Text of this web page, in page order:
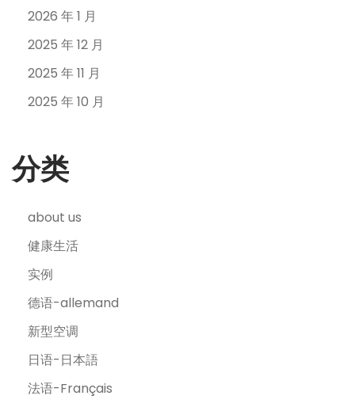
2026 年 1 月
2025 年 12 月
2025 年 11 月
2025 年 10 月
分类
about us
健康生活
实例
德语-allemand
新型空调
日语-日本語
法语-Français